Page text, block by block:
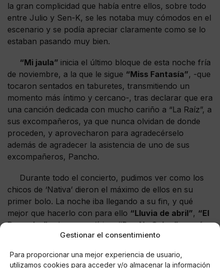
Gestionar el consentimiento
Para proporcionar una mejor experiencia de usuario,
utilizamos cookies para acceder y/o almacenar la información
la gran complicidad que había entre ellos, sobre todo
entre Julio y Sen-K, se les notaba muy cómodos en el
escenario y se podía apreciar claramente como se lo
estaban pasando muy bien.
“Mi jaula” inicia el último bloque de esta noche fría
de noviembre, a la que le sigue “Miss Fantasía”, -que
tocaron sentados en taburetes, transmitiendo un
momento más íntimo y cercano-, tras declarar que era
una canción dedicada con mucho cariño a “La Raíz”, a
sus excompañeros, ya que nunca olvidan de donde
proceden, y aprovecharon para agradecérselo
además de agradecer la asistencia de uno de sus
excompañeros, Pancho.
Durante todo el concierto, pudimos ver como los
chicos de ‘Nativa’ dieron el máximo de ellos en su
primer bolo. La noche iba llegando a su fin, y qué
mejor que hacerlo con para ello “Lluvia de abril”, “El
Domador”,y la esperadísima“Rua Na Selva”, que fue
el primer single que vio la luz de este nuevo proyecto.
dejaron con muy buenas sensaciones, así que, con la